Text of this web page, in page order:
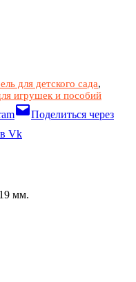
для детского сада,
игрушек и пособий
Поделиться через
Vk
мм.